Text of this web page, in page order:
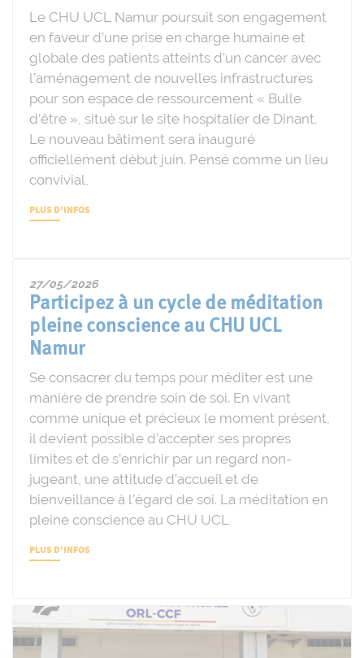
Le CHU UCL Namur poursuit son engagement
en faveur d’une prise en charge humaine et
globale des patients atteints d’un cancer avec
l’aménagement de nouvelles infrastructures
pour son espace de ressourcement « Bulle
d’être », situé sur le site hospitalier de Dinant.
Le nouveau bâtiment sera inauguré
officiellement début juin. Pensé comme un lieu
convivial,
PLUS D'INFOS
27/05/2026
Participez à un cycle de méditation
pleine conscience au CHU UCL
Namur
Se consacrer du temps pour méditer est une
manière de prendre soin de soi. En vivant
comme unique et précieux le moment présent,
il devient possible d’accepter ses propres
limites et de s’enrichir par un regard non-
jugeant, une attitude d’accueil et de
bienveillance à l’égard de soi. La méditation en
pleine conscience au CHU UCL
PLUS D'INFOS